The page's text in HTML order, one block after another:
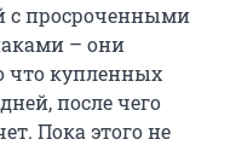
с просроченными
– они
что купленных
после чего
Пока этого не